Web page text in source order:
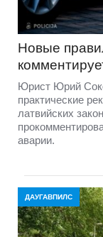
Новые
Юрист Юрий
практические
латвийских
аварии.
ДАУГАВПИЛС